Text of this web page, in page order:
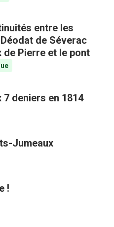
entre les
de Séverac
Pierre et le pont
deniers en 1814
Jumeaux
!